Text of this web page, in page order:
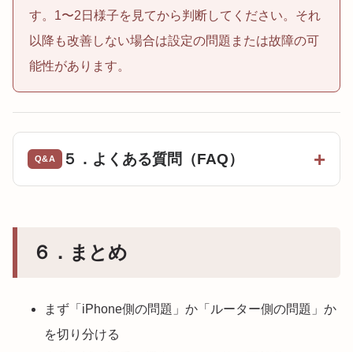
す。1〜2日様子を見てから判断してください。それ
以降も改善しない場合は設定の問題または故障の可
能性があります。
５．よくある質問（FAQ）
６．まとめ
まず「iPhone側の問題」か「ルーター側の問題」か
を切り分ける